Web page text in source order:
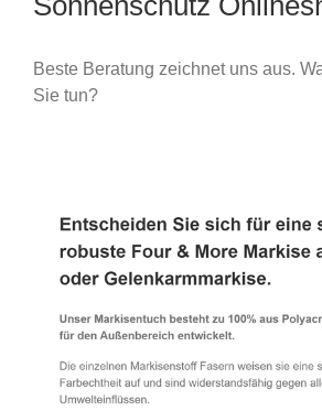
Beste Beratung zeichnet uns aus.
Sie tun?